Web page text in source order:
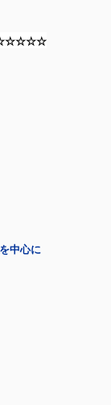
中心に